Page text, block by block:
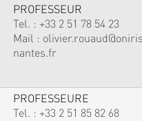
PROFESSEUR
Tel. : +33 2 51 78 54 23
Mail :
nantes.fr
PROFESSEURE
Tel. : +33 2 51 85 82 68